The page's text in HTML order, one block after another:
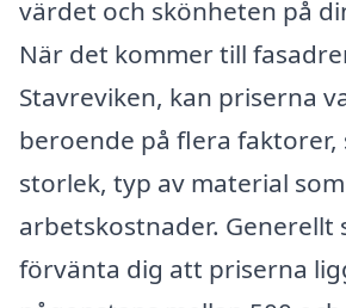
värdet och skönheten på
När det kommer till
Stavreviken, kan priserna
beroende på flera faktorer,
storlek, typ av material
arbetskostnader. Generellt
förvänta dig att priserna